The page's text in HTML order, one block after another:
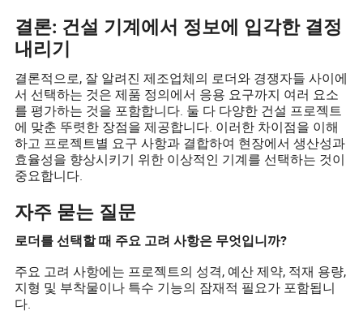
결론: 건설 기계에서 정보에 입각한 결정
내리기
결론적으로, 잘 알려진 제조업체의 로더와 경쟁자들 사이에
서 선택하는 것은 제품 정의에서 응용 요구까지 여러 요소
를 평가하는 것을 포함합니다. 둘 다 다양한 건설 프로젝트
에 맞춘 뚜렷한 장점을 제공합니다. 이러한 차이점을 이해
하고 프로젝트별 요구 사항과 결합하여 현장에서 생산성과
효율성을 향상시키기 위한 이상적인 기계를 선택하는 것이
중요합니다.
자주 묻는 질문
로더를 선택할 때 주요 고려 사항은 무엇입니까?
주요 고려 사항에는 프로젝트의 성격, 예산 제약, 적재 용량,
지형 및 부착물이나 특수 기능의 잠재적 필요가 포함됩니
다.